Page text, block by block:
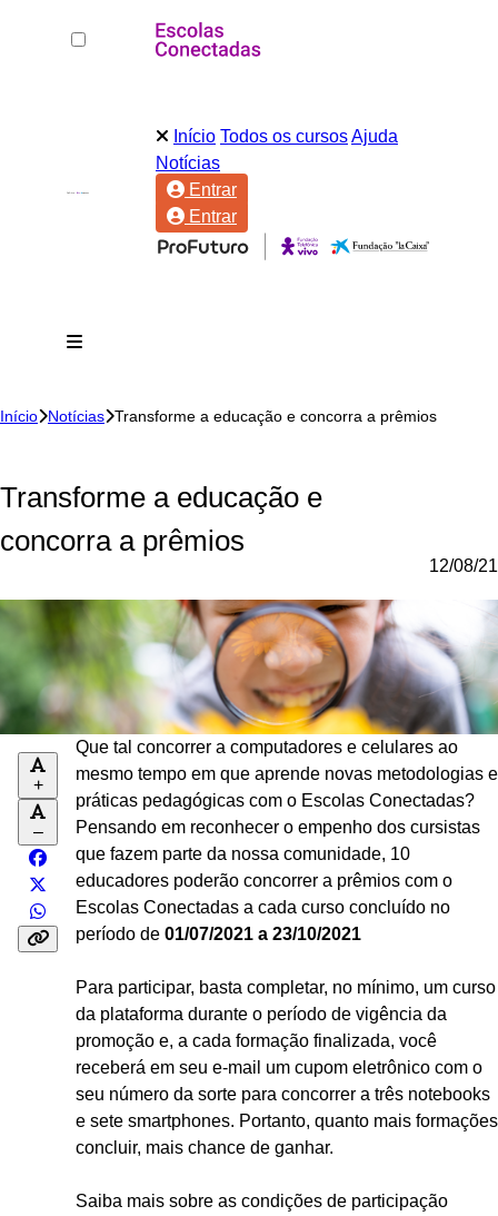
Início Todos os cursosAjuda
Notícias
Entrar
Entrar
Início Notícias Transforme a educação e concorra a prêmios
Transforme a educação e
concorra a prêmios
12/08/21
+
–
Que tal concorrer a computadores e celulares ao
mesmo tempo em que aprende novas metodologias e
práticas pedagógicas com o Escolas Conectadas?
Pensando em reconhecer o empenho dos cursistas
que fazem parte da nossa comunidade, 10
educadores poderão concorrer a prêmios com o
Escolas Conectadas a cada curso concluído no
período de 01/07/2021 a 23/10/2021
Para participar, basta completar, no mínimo, um curso
da plataforma durante o período de vigência da
promoção e, a cada formação finalizada, você
receberá em seu e-mail um cupom eletrônico com o
seu número da sorte para concorrer a três notebooks
e sete smartphones. Portanto, quanto mais formações
concluir, mais chance de ganhar.
Saiba mais sobre as condições de participação